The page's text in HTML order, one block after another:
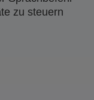
zu steuern